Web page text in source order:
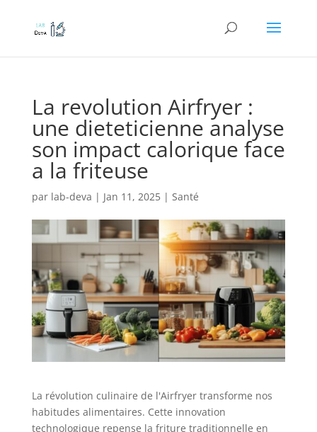
La revolution Airfryer :
une dieteticienne analyse
son impact calorique face
a la friteuse
par lab-deva | Jan 11, 2025| Santé
La révolution culinaire de l'Airfryer transforme nos
habitudes alimentaires. Cette innovation
technologique repense la friture traditionnelle en